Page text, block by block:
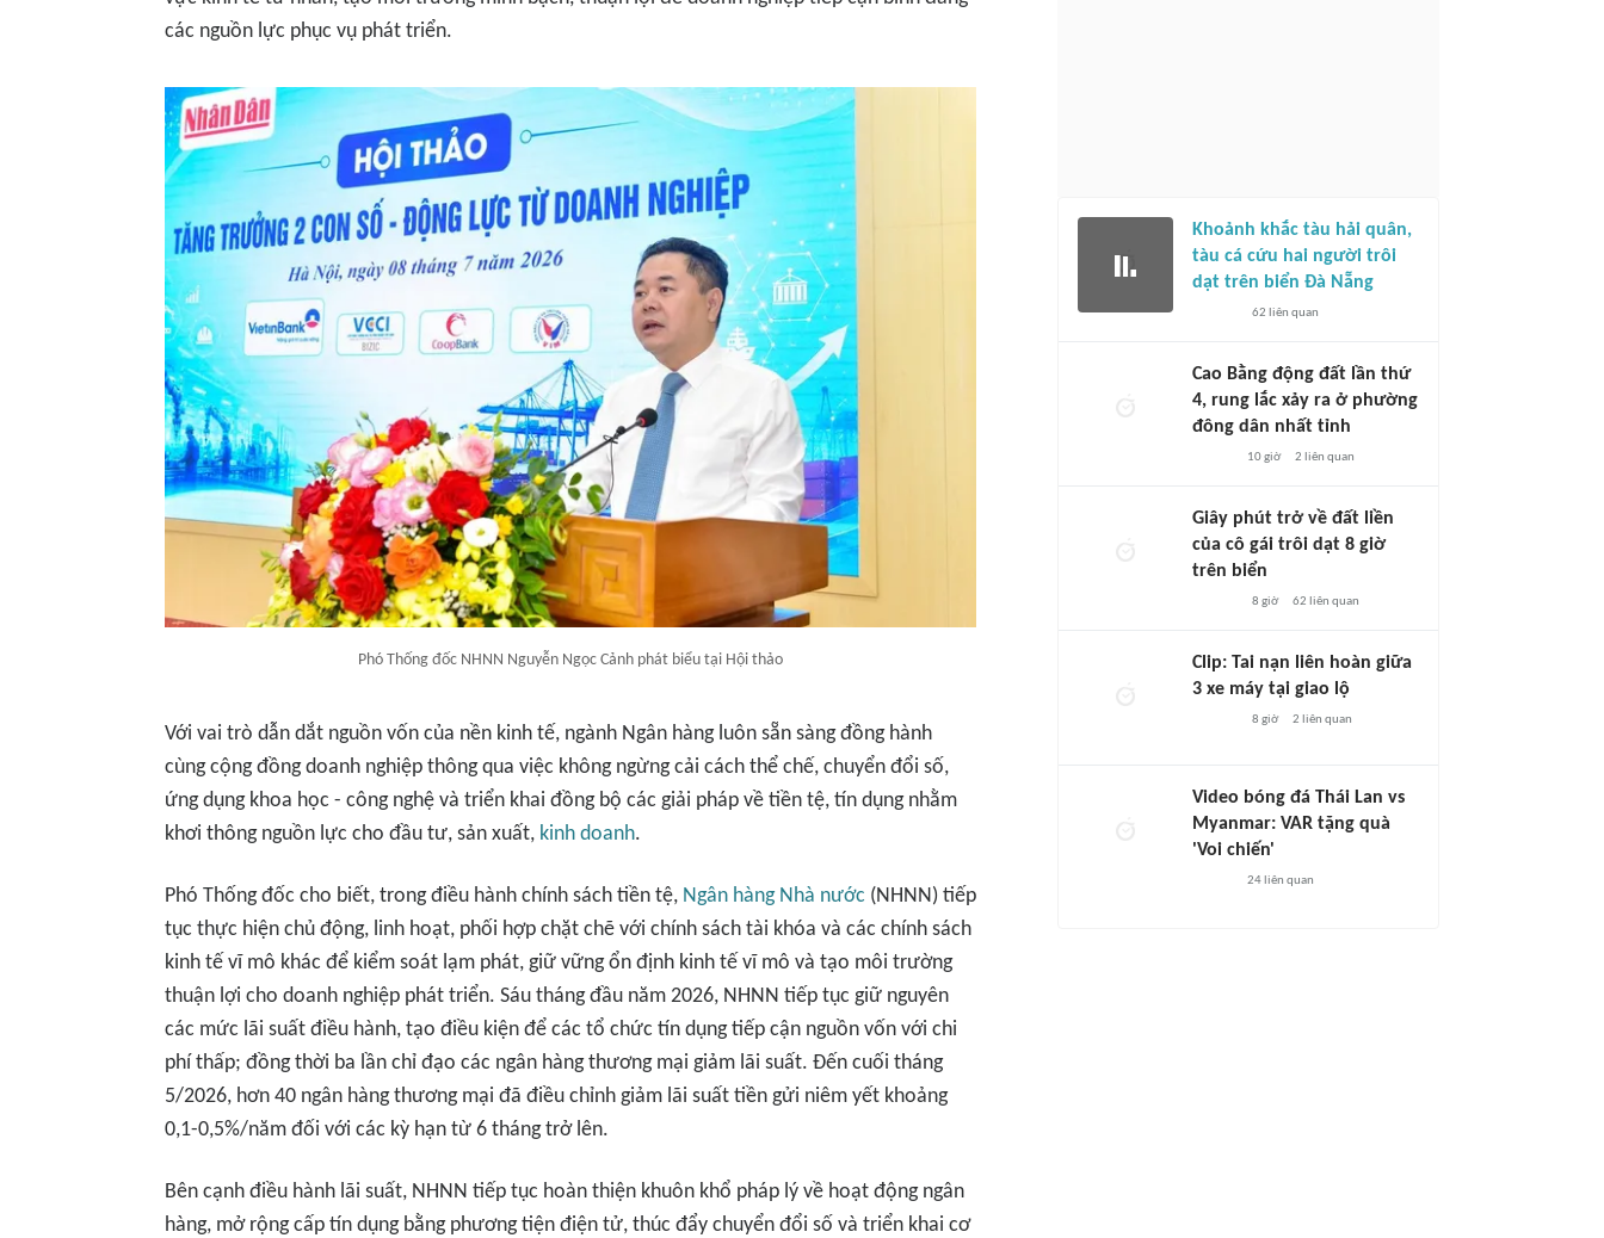
các nguồn lực phục vụ phát triển.
Phó Thống đốc NHNN Nguyễn Ngọc Cảnh phát biểu tại Hội thảo
Với vai trò dẫn dắt nguồn vốn của nền kinh tế, ngành Ngân hàng luôn sẵn sàng đồng hành
cùng cộng đồng doanh nghiệp thông qua việc không ngừng cải cách thể chế, chuyển đổi số,
ứng dụng khoa học - công nghệ và triển khai đồng bộ các giải pháp về tiền tệ, tín dụng nhằm
khơi thông nguồn lực cho đầu tư, sản xuất, kinh doanh.
Phó Thống đốc cho biết, trong điều hành chính sách tiền tệ, Ngân hàng Nhà nước (NHNN) tiếp
tục thực hiện chủ động, linh hoạt, phối hợp chặt chẽ với chính sách tài khóa và các chính sách
kinh tế vĩ mô khác để kiểm soát lạm phát, giữ vững ổn định kinh tế vĩ mô và tạo môi trường
thuận lợi cho doanh nghiệp phát triển. Sáu tháng đầu năm 2026, NHNN tiếp tục giữ nguyên
các mức lãi suất điều hành, tạo điều kiện để các tổ chức tín dụng tiếp cận nguồn vốn với chi
phí thấp; đồng thời ba lần chỉ đạo các ngân hàng thương mại giảm lãi suất. Đến cuối tháng
5/2026, hơn 40 ngân hàng thương mại đã điều chỉnh giảm lãi suất tiền gửi niêm yết khoảng
0,1-0,5%/năm đối với các kỳ hạn từ 6 tháng trở lên.
Bên cạnh điều hành lãi suất, NHNN tiếp tục hoàn thiện khuôn khổ pháp lý về hoạt động ngân
hàng, mở rộng cấp tín dụng bằng phương tiện điện tử, thúc đẩy chuyển đổi số và triển khai cơ
Khoảnh khắc tàu hải quân,
tàu cá cứu hai người trôi
dạt trên biển Đà Nẵng
62 liên quan
Cao Bằng động đất lần thứ
4, rung lắc xảy ra ở phường
đông dân nhất tỉnh
10 giờ 2 liên quan
Giây phút trở về đất liền
của cô gái trôi dạt 8 giờ
trên biển
8 giờ 62 liên quan
Clip: Tai nạn liên hoàn giữa
3 xe máy tại giao lộ
8 giờ 2 liên quan
Video bóng đá Thái Lan vs
Myanmar: VAR tặng quà
'Voi chiến'
24liên quan